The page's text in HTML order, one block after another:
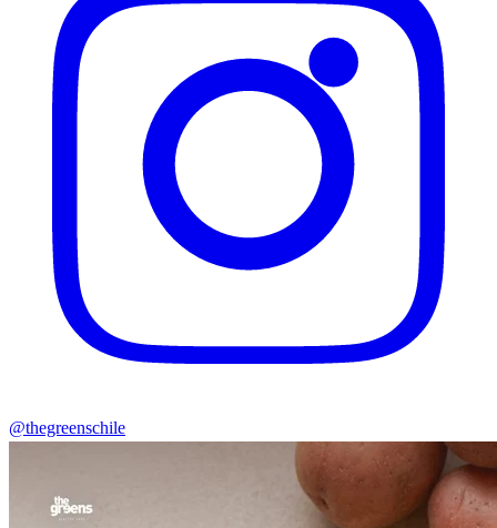
@thegreenschile